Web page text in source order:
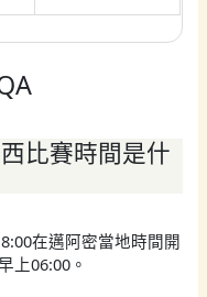
比賽時間是什
在邁阿密當地時間開
上06:00。